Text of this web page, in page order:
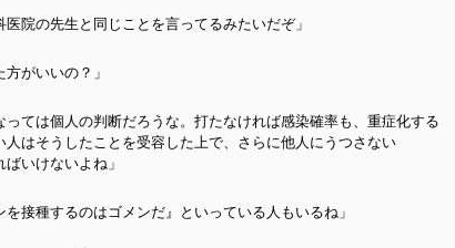
院の先生と同じことを言ってるみたいだぞ」
がいいの？」
ては個人の判断だろうな。打たなければ感染確率も、重症化する
はそうしたことを受容した上で、さらに他人にうつさない
いけないよね」
接種するのはゴメンだ』といっている人もいるね」